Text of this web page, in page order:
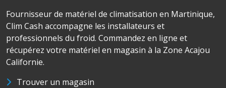
Fournisseur de matériel de climatisation en Martinique,
Clim Cash accompagne les installateurs et
professionnels du froid. Commandez en ligne et
récupérez votre matériel en magasin à la Zone Acajou
Californie.
Trouver un magasin